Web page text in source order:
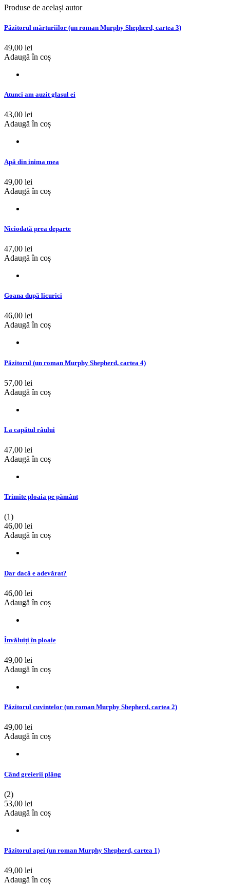
Produse de același autor
Păzitorul mărturiilor (un roman Murphy Shepherd, cartea 3)
49,00 lei
Adaugă în coș
Atunci am auzit glasul ei
43,00 lei
Adaugă în coș
Apă din inima mea
49,00 lei
Adaugă în coș
Niciodată prea departe
47,00 lei
Adaugă în coș
Goana după licurici
46,00 lei
Adaugă în coș
Păzitorul (un roman Murphy Shepherd, cartea 4)
57,00 lei
Adaugă în coș
La capătul râului
47,00 lei
Adaugă în coș
Trimite ploaia pe pământ
(1)
46,00 lei
Adaugă în coș
Dar dacă e adevărat?
46,00 lei
Adaugă în coș
Învăluiți în ploaie
49,00 lei
Adaugă în coș
Păzitorul cuvintelor (un roman Murphy Shepherd, cartea 2)
49,00 lei
Adaugă în coș
Când greierii plâng
(2)
53,00 lei
Adaugă în coș
Păzitorul apei (un roman Murphy Shepherd, cartea 1)
49,00 lei
Adaugă în coș